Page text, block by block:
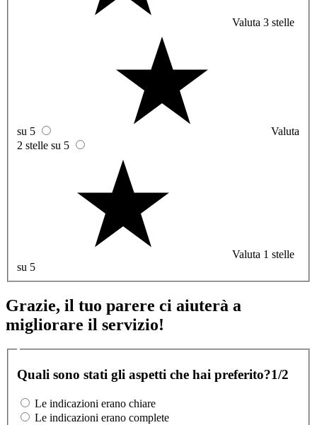
Valuta 3 stelle
su 5
Valuta
2 stelle su 5
Valuta 1 stelle
su 5
Grazie, il tuo parere ci aiuterà a
migliorare il servizio!
Quali sono stati gli aspetti che hai preferito?1/2
Le indicazioni erano chiare
Le indicazioni erano complete